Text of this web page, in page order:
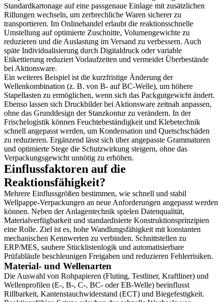
Standardkartonage auf eine passgenaue Einlage mit zusätzlichen
Rillungen wechseln, um zerbrechliche Waren sicherer zu
transportieren. Im Onlinehandel erlaubt die reaktionsschnelle
Umstellung auf optimierte Zuschnitte, Volumengewichte zu
reduzieren und die Auslastung im Versand zu verbessern. Auch
späte Individualisierung durch Digitaldruck oder variable
Etikettierung reduziert Vorlaufzeiten und vermeidet Überbestände
bei Aktionsware.
Ein weiteres Beispiel ist die kurzfristige Änderung der
Wellenkombination (z. B. von B- auf BC-Welle), um höhere
Stapellasten zu ermöglichen, wenn sich das Packgutgewicht ändert.
Ebenso lassen sich Druckbilder bei Aktionsware zeitnah anpassen,
ohne das Grunddesign der Stanzkontur zu verändern. In der
Frischelogistik können Feuchtebeständigkeit und Klebetechnik
schnell angepasst werden, um Kondensation und Quetschschäden
zu reduzieren. Ergänzend lässt sich über angepasste Grammaturen
und optimierte Stege die Schutzwirkung steigern, ohne das
Verpackungsgewicht unnötig zu erhöhen.
Einflussfaktoren auf die
Reaktionsfähigkeit?
Mehrere Einflussgrößen bestimmen, wie schnell und stabil
Wellpappe-Verpackungen an neue Anforderungen angepasst werden
können. Neben der Anlagentechnik spielen Datenqualität,
Materialverfügbarkeit und standardisierte Konstruktionsprinzipien
eine Rolle. Ziel ist es, hohe Wandlungsfähigkeit mit konstanten
mechanischen Kennwerten zu verbinden. Schnittstellen zu
ERP/MES, saubere Stücklistenlogik und automatisierbare
Prüfabläufe beschleunigen Freigaben und reduzieren Fehlerrisiken.
Material- und Wellenarten
Die Auswahl von Rohpapieren (Fluting, Testliner, Kraftliner) und
Wellenprofilen (E-, B-, C-, BC- oder EB-Welle) beeinflusst
Rillbarkeit, Kantenstauchwiderstand (ECT) und Biegefestigkeit.